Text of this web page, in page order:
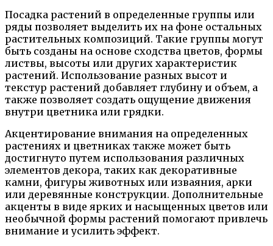
Посадка растений в определенные группы или
ряды позволяет выделить их на фоне остальных
растительных композиций. Такие группы могут
быть созданы на основе сходства цветов, формы
листвы, высоты или других характеристик
растений. Использование разных высот и
текстур растений добавляет глубину и объем, а
также позволяет создать ощущение движения
внутри цветника или грядки.
Акцентирование внимания на определенных
растениях и цветниках также может быть
достигнуто путем использования различных
элементов декора, таких как декоративные
камни, фигуры животных или изваяния, арки
или деревянные конструкции. Дополнительные
акценты в виде ярких и насыщенных цветов или
необычной формы растений помогают привлечь
внимание и усилить эффект.